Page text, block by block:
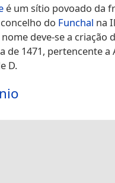
é um sítio povoado da
do Funchal na
deve-se a criação
de 1471, pertencente a
D.